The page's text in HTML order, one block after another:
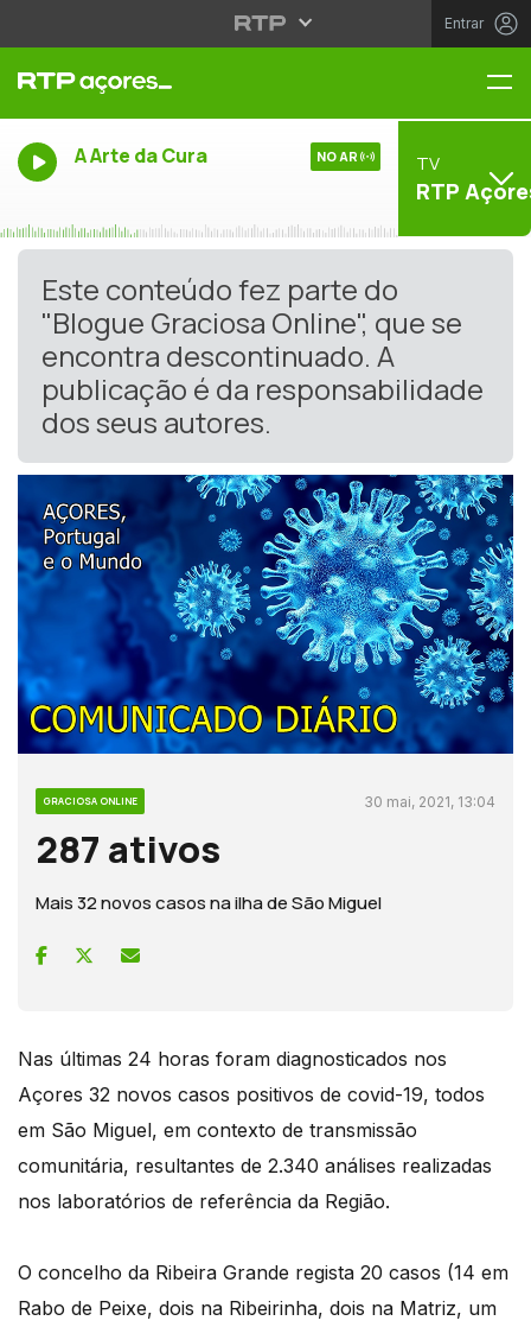
Entrar
A Arte da Cura NO AR TV
RTP
Este conteúdo fez parte do
"Blogue Graciosa Online", que se
encontra descontinuado. A
publicação é da responsabilidade
dos seus autores.
GRACIOSA ONLINE 30 mai, 2021, 13:04
287 ativos
Mais 32 novos casos na ilha de São Miguel
Nas últimas 24 horas foram diagnosticados nos
Açores 32 novos casos positivos de covid-19, todos
em São Miguel, em contexto de transmissão
comunitária, resultantes de 2.340 análises realizadas
nos laboratórios de referência da Região.
O concelho da Ribeira Grande regista 20 casos (14 em
Rabo de Peixe, dois na Ribeirinha, dois na Matriz, um